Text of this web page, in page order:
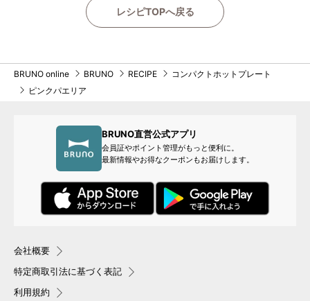
レシピTOPへ戻る
BRUNO online BRUNO RECIPE
コンパクトホットプレート
ピンクパエリア
BRUNO直営公式アプリ
会員証やポイント管理がもっと便利に。
最新情報やお得なクーポンもお届けします。
会社概要
特定商取引法に基づく表記
利用規約